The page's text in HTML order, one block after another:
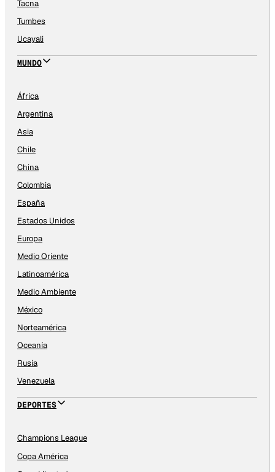
Tacna
Tumbes
Ucayali
MUNDO
África
Argentina
Asia
Chile
China
Colombia
España
Estados Unidos
Europa
Medio Oriente
Latinoamérica
Medio Ambiente
México
Norteamérica
Oceanía
Rusia
Venezuela
DEPORTES
Champions League
Copa América